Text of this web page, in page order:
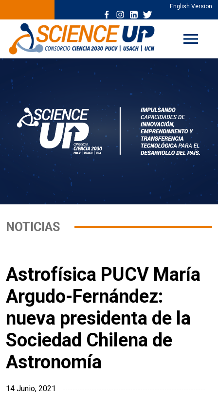
English Version
menu
NOTICIAS
Astrofísica PUCV María
Argudo-Fernández:
nueva presidenta de la
Sociedad Chilena de
Astronomía
14 Junio, 2021